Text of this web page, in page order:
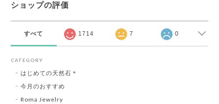
ショップの評価
すべて 1714 7 0
CATEGORY
はじめての天然石＊
今月のおすすめ
Roma Jewelry